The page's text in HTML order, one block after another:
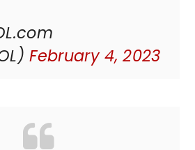
February 4, 2023